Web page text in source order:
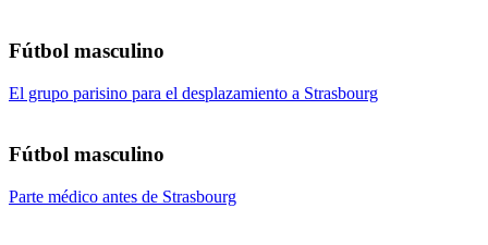
Fútbol masculino
El grupo parisino para el desplazamiento a Strasbourg
Fútbol masculino
Parte médico antes de Strasbourg